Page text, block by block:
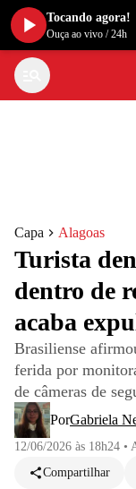
Capa Alagoas
Turista
dentro de
acaba
Brasiliense
ferida por
de câmeras de
PorGabriela
12/06/2026 às 18h24 •
Compartilhar
Tocando agora!
Ouça ao vivo /24h